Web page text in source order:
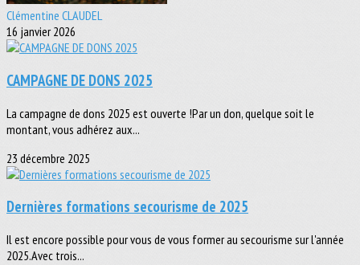
Clémentine CLAUDEL
16 janvier 2026
CAMPAGNE DE DONS 2025
La campagne de dons 2025 est ouverte !Par un don, quelque soit le
montant, vous adhérez aux...
23 décembre 2025
Dernières formations secourisme de 2025
Il est encore possible pour vous de vous former au secourisme sur l'année
2025.Avec trois...